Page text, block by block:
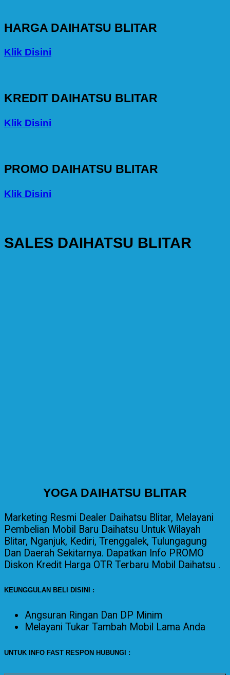
HARGA DAIHATSU BLITAR
Klik Disini
KREDIT DAIHATSU BLITAR
Klik Disini
PROMO DAIHATSU BLITAR
Klik Disini
SALES DAIHATSU BLITAR
YOGA DAIHATSU BLITAR
Marketing Resmi Dealer Daihatsu Blitar, Melayani
Pembelian Mobil Baru Daihatsu Untuk Wilayah
Blitar, Nganjuk, Kediri, Trenggalek, Tulungagung
Dan Daerah Sekitarnya. Dapatkan Info PROMO
Diskon Kredit Harga OTR Terbaru Mobil Daihatsu .
KEUNGGULAN BELI DISINI :
Angsuran Ringan Dan DP Minim
Melayani Tukar Tambah Mobil Lama Anda
UNTUK INFO FAST RESPON HUBUNGI :